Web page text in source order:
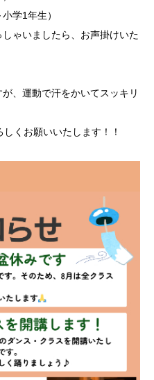
学1年生）
ゃいましたら、お声掛けいた
、運動で汗をかいてスッキリ
くお願いいたします！！